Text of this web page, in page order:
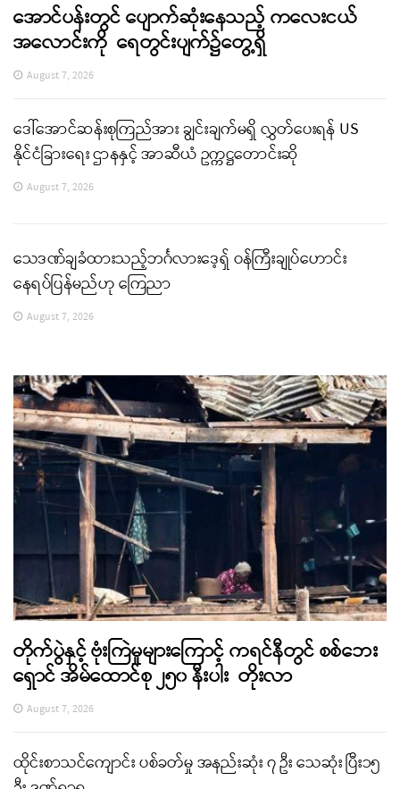
အောင်ပန်းတွင် ပျောက်ဆုံးနေသည့် ကလေးငယ်
အလောင်းကို ရေတွင်းပျက်၌တွေ့ရှိ
August 7, 2026
ဒေါ်အောင်ဆန်းစုကြည်အား ချွင်းချက်မရှိ လွှတ်ပေးရန် US
နိုင်ငံခြားရေး ဌာနနှင့် အာဆီယံ ဥက္ကဋ္ဌတောင်းဆို
August 7, 2026
သေဒဏ်ချခံထားသည့်ဘင်္ဂလားဒေ့ရှ် ဝန်ကြီးချုပ်ဟောင်း
နေရပ်ပြန်မည်ဟု ကြေညာ
August 7, 2026
တိုက်ပွဲနှင့် ဗုံးကြဲမှုများကြောင့် ကရင်နီတွင် စစ်ဘေး
ရှောင် အိမ်ထောင်စု ၂၅၀ နီးပါး တိုးလာ
August 7, 2026
ထိုင်းစာသင်ကျောင်း ပစ်ခတ်မှု အနည်းဆုံး ၇ ဦး သေဆုံး ပြီး၁၅